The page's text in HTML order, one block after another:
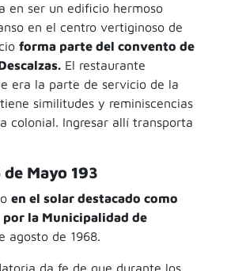
en ser un edificio hermoso
en el centro vertiginoso de
forma parte del convento de
El restaurante
era la parte de servicio de la
similitudes y reminiscencias
colonial. Ingresar allí transporta
Mayo 193
en el solar destacado como
la Municipalidad de
agosto de 1968.
da fe de que durante los